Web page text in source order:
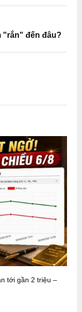
"rắn" đến đâu?
tới gần 2 triệu –